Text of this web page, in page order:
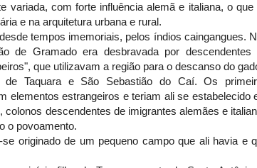
variada, com forte influência alemã e italiana, o que
e na arquitetura urbana e rural.
tempos imemoriais, pelos índios caingangues.
de Gramado era desbravada por descendentes
que utilizavam a região para o descanso do
de Taquara e São Sebastião do Caí. Os
elementos estrangeiros e teriam ali se estabelecido
colonos descendentes de imigrantes alemães e
o povoamento.
originado de um pequeno campo que ali havia e